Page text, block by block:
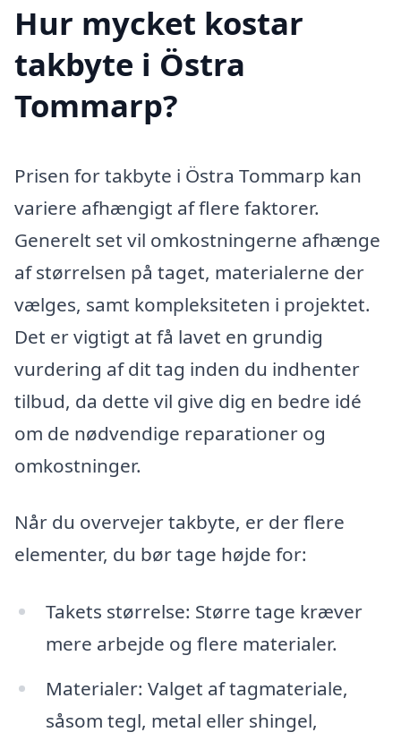
Hur mycket kostar
takbyte i Östra
Tommarp?
Prisen for takbyte i Östra Tommarp kan
variere afhængigt af flere faktorer.
Generelt set vil omkostningerne afhænge
af størrelsen på taget, materialerne der
vælges, samt kompleksiteten i projektet.
Det er vigtigt at få lavet en grundig
vurdering af dit tag inden du indhenter
tilbud, da dette vil give dig en bedre idé
om de nødvendige reparationer og
omkostninger.
Når du overvejer takbyte, er der flere
elementer, du bør tage højde for:
Takets størrelse: Større tage kræver
mere arbejde og flere materialer.
Materialer: Valget af tagmateriale,
såsom tegl, metal eller shingel,